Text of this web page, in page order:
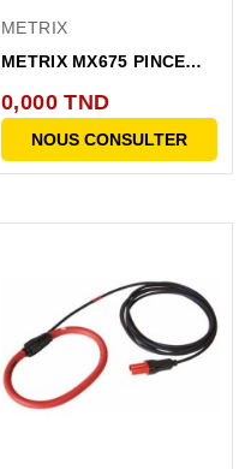
METRIX
METRIX MX675 PINCE
AFFICHEUR...
0,000 TND
NOUS CONSULTER